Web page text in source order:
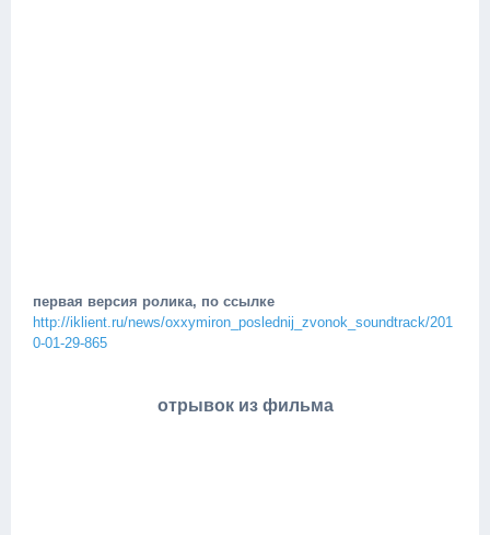
первая версия ролика, по ссылке
http://iklient.ru/news/oxxymiron_poslednij_zvonok_soundtrack/201
0-01-29-865
отрывок из фильма